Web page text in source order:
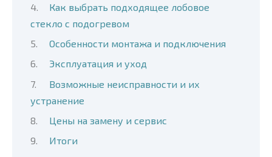
Как выбрать подходящее лобовое
стекло с подогревом
Особенности монтажа и подключения
Эксплуатация и уход
Возможные неисправности и их
устранение
Цены на замену и сервис
Итоги